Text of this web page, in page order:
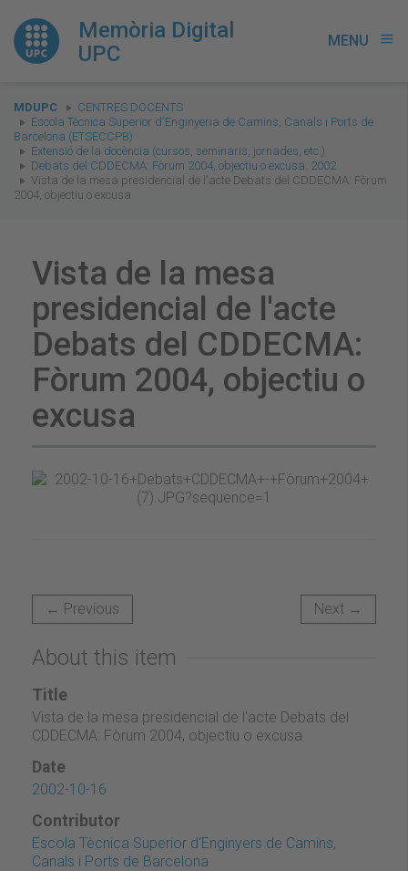
Memòria Digital
UPC
MENU menu
You
are
here:
MDUPC
CENTRES DOCENTS
Escola Tècnica Superior d'Enginyeria de Camins, Canals i Ports de
Barcelona (ETSECCPB)
Extensió de la docència (cursos, seminaris, jornades, etc.)
Debats del CDDECMA: Fòrum 2004, objectiu o excusa. 2002
Vista de la mesa presidencial de l'acte Debats del CDDECMA: Fòrum
2004, objectiu o excusa
Vista de la mesa
presidencial de l'acte
Debats del CDDECMA:
Fòrum 2004, objectiu o
excusa
← Previous Next →
About this item
Title
Vista de la mesa presidencial de l'acte Debats del
CDDECMA: Fòrum 2004, objectiu o excusa
Date
2002-10-16
Contributor
Escola Tècnica Superior d'Enginyers de Camins,
Canals i Ports de Barcelona